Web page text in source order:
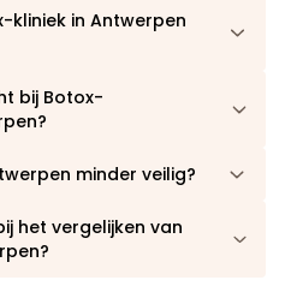
kliniek in Antwerpen
bij Botox-
minder veilig?
het vergelijken van